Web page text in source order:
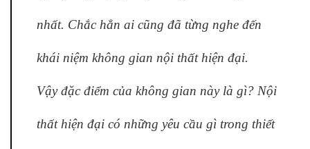
nhất. Chắc hẳn ai cũng đã từng nghe đến
khái niệm không gian nội thất hiện đại.
Vậy đặc điểm của không gian này là gì? Nội
thất hiện đại có những yêu cầu gì trong thiết